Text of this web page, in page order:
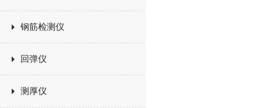
钢筋检测仪
回弹仪
测厚仪